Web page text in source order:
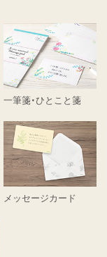
一筆箋・ひとこと箋
メッセージカード